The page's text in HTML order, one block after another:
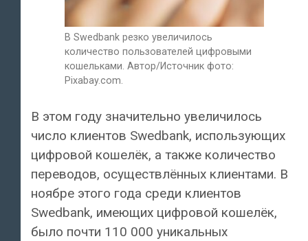
В Swedbank резко увеличилось
количество пользователей цифровыми
кошельками. Автор/Источник фото:
Pixabay.com.
В этом году значительно увеличилось
число клиентов Swedbank, использующих
цифровой кошелёк, а также количество
переводов, осуществлённых клиентами. В
ноябре этого года среди клиентов
Swedbank, имеющих цифровой кошелёк,
было почти 110 000 уникальных